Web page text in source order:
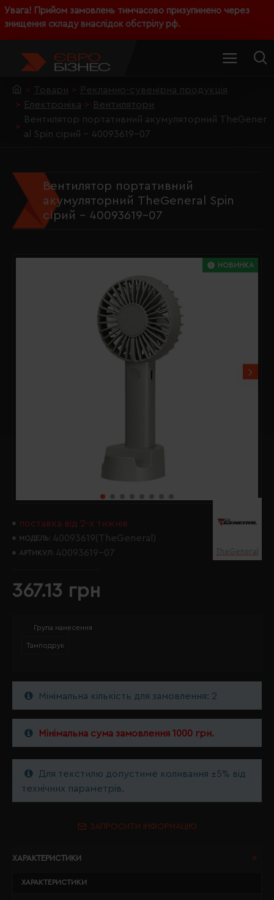
Увага! Прийом замовлень тимчасово призупинено через
знищення складу внаслідок обстрілу рф.
Товари
Рекламно-сувенірна продукція
Електроніка
Вентилятори
Вентилятор портативний акумуляторний TheGener
al Spin сірий - 40093619-07
Вентилятор портативний
акумуляторний TheGeneral Spin
сірий - 40093619-07
НОВИНКА
поставка від 2-х тижнів
МОДЕЛЬ: 40093619(TheGeneral)
АРТИКУЛ: 40093619-07 TheGeneral
367.13 грн
Група нанесення
Тамподрук
Мінімальна кількість для замовлення: 2
Мінімальна сума замовлення 1000 грн.
Для текстилю допустиме коливання ±5% від
технічних параметрів.
ЗАПРОСИТИ ІНФОРМАЦІЮ
ХАРАКТЕРИСТИКИ
ХАРАКТЕРИСТИКИ